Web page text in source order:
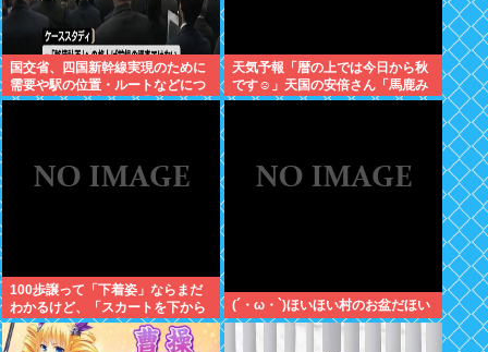
国交省、四国新幹線実現のために
需要や駅の位置・ルートなどにつ
いて調査・検討する事業者を公募
天気予報「暦の上では今日から秋
です☺」天国の安倍さん「馬鹿み
たいな暦だな」
100歩譲って「下着姿」ならまだ
わかるけど、「スカートを下から
盗撮して写った下着写真」見て何
が楽しいんだ？
(´・ω・`)ほいほい村のお盆だほい